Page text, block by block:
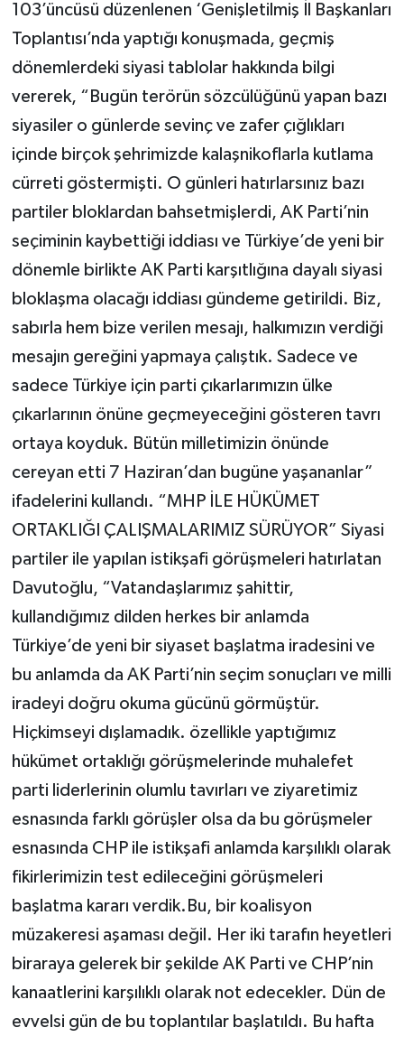
103’üncüsü düzenlenen ‘Genişletilmiş İl Başkanları
Toplantısı’nda yaptığı konuşmada, geçmiş
dönemlerdeki siyasi tablolar hakkında bilgi
vererek, “Bugün terörün sözcülüğünü yapan bazı
siyasiler o günlerde sevinç ve zafer çığlıkları
içinde birçok şehrimizde kalaşnikoflarla kutlama
cürreti göstermişti. O günleri hatırlarsınız bazı
partiler bloklardan bahsetmişlerdi, AK Parti’nin
seçiminin kaybettiği iddiası ve Türkiye’de yeni bir
dönemle birlikte AK Parti karşıtlığına dayalı siyasi
bloklaşma olacağı iddiası gündeme getirildi. Biz,
sabırla hem bize verilen mesajı, halkımızın verdiği
mesajın gereğini yapmaya çalıştık. Sadece ve
sadece Türkiye için parti çıkarlarımızın ülke
çıkarlarının önüne geçmeyeceğini gösteren tavrı
ortaya koyduk. Bütün milletimizin önünde
cereyan etti 7 Haziran’dan bugüne yaşananlar”
ifadelerini kullandı. “MHP İLE HÜKÜMET
ORTAKLIĞI ÇALIŞMALARIMIZ SÜRÜYOR” Siyasi
partiler ile yapılan istikşafi görüşmeleri hatırlatan
Davutoğlu, “Vatandaşlarımız şahittir,
kullandığımız dilden herkes bir anlamda
Türkiye’de yeni bir siyaset başlatma iradesini ve
bu anlamda da AK Parti’nin seçim sonuçları ve milli
iradeyi doğru okuma gücünü görmüştür.
Hiçkimseyi dışlamadık. özellikle yaptığımız
hükümet ortaklığı görüşmelerinde muhalefet
parti liderlerinin olumlu tavırları ve ziyaretimiz
esnasında farklı görüşler olsa da bu görüşmeler
esnasında CHP ile istikşafi anlamda karşılıklı olarak
fikirlerimizin test edileceğini görüşmeleri
başlatma kararı verdik.Bu, bir koalisyon
müzakeresi aşaması değil. Her iki tarafın heyetleri
biraraya gelerek bir şekilde AK Parti ve CHP’nin
kanaatlerini karşılıklı olarak not edecekler. Dün de
evvelsi gün de bu toplantılar başlatıldı. Bu hafta